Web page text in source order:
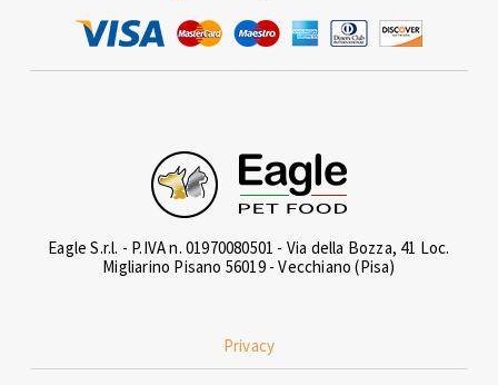
Eagle S.r.l. - P.IVA n. 01970080501 - Via della Bozza, 41 Loc.
Migliarino Pisano 56019 - Vecchiano (Pisa)
Privacy